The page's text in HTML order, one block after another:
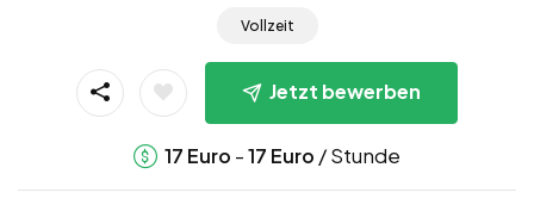
Vollzeit
Jetzt bewerben
17 Euro -17 Euro / Stunde